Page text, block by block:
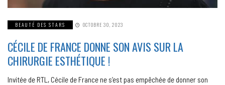
BEAUTÉ DES STARS OCTOBRE 30, 2023
CÉCILE DE FRANCE DONNE SON AVIS SUR LA
CHIRURGIE ESTHÉTIQUE !
Invitée de RTL, Cécile de France ne s’est pas empêchée de donner son